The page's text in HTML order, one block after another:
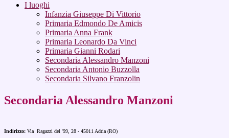
I luoghi
Infanzia Giuseppe Di Vittorio
Primaria Edmondo De Amicis
Primaria Anna Frank
Primaria Leonardo Da Vinci
Primaria Gianni Rodari
Secondaria Alessandro Manzoni
Secondaria Antonio Buzzolla
Secondaria Silvano Franzolin
Secondaria Alessandro Manzoni
Indirizzo: Via Ragazzi del '99, 28 - 45011 Adria (RO)